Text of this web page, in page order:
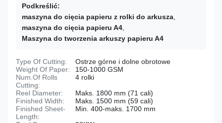
Podkreślić:
maszyna do cięcia papieru z rolki do arkusza
maszyna do cięcia papieru A4
Maszyna do tworzenia arkuszy papieru A4
Type Of Cutting:
Ostrze górne i dolne obrotowe
Weight Of Paper:
150-1000 GSM
Num.Of Rolls
Cutting:
4 rolki
Reel Diameter:
Maks. 1800 mm (71 cali)
Finished Width:
Maks. 1500 mm (59 cali)
Finished Sheet-
Length:
Min. 400-maks. 1700 mm